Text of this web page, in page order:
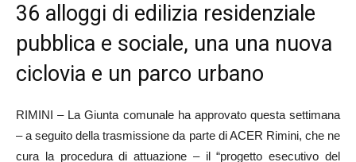
36 alloggi di edilizia residenziale
pubblica e sociale, una una nuova
ciclovia e un parco urbano
RIMINI – La Giunta comunale ha approvato questa settimana
– a seguito della trasmissione da parte di ACER Rimini, che ne
cura la procedura di attuazione – il “progetto esecutivo del